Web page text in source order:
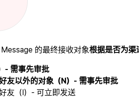
的最终接收对象根据是否为渠
- 需事先审批
友以外的对象（N）- 需事先审批
友（I）- 可立即发送